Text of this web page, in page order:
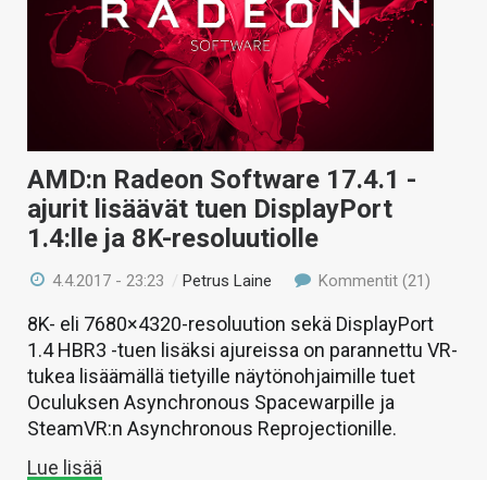
AMD:n Radeon Software 17.4.1 -
ajurit lisäävät tuen DisplayPort
1.4:lle ja 8K-resoluutiolle
4.4.2017 - 23:23 /Petrus Laine Kommentit (21)
8K- eli 7680×4320-resoluution sekä DisplayPort
1.4 HBR3 -tuen lisäksi ajureissa on parannettu VR-
tukea lisäämällä tietyille näytönohjaimille tuet
Oculuksen Asynchronous Spacewarpille ja
SteamVR:n Asynchronous Reprojectionille.
Lue lisää